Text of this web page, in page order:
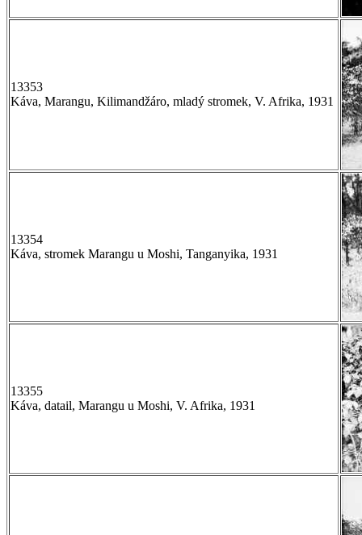
13353
Káva, Marangu, Kilimandžáro, mladý stromek, V. Afrika, 1931
13354
Káva, stromek Marangu u Moshi, Tanganyika, 1931
13355
Káva, datail, Marangu u Moshi, V. Afrika, 1931